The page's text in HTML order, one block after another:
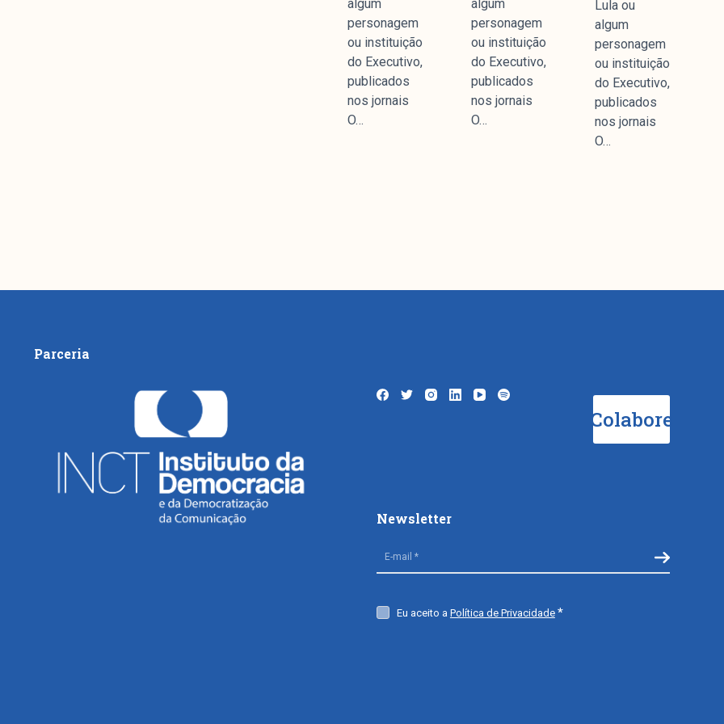
algum
personagem
ou instituição
do Executivo,
publicados
nos jornais
O…
algum
personagem
ou instituição
do Executivo,
publicados
nos jornais
O…
Lula ou
algum
personagem
ou instituição
do Executivo,
publicados
nos jornais
O…
Parceria
Colabore
Newsletter
Eu aceito a Política de Privacidade